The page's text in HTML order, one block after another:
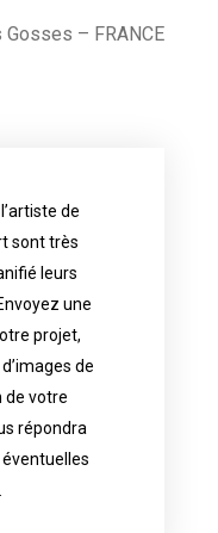
Gosses – FRANCE
de
sont très
leurs
une
projet,
de
de votre
répondra
of your
in great
Send an
project, if
the
tell you his